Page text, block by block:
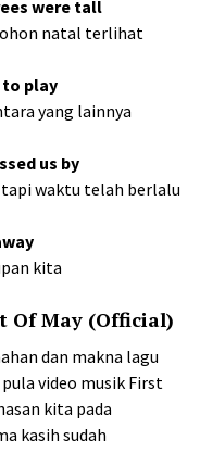
were tall
natal terlihat
to play
yang lainnya
us by
tapi waktu telah berlalu
kita
Of May (Official)
dan makna lagu
video musik First
kita pada
kasih sudah